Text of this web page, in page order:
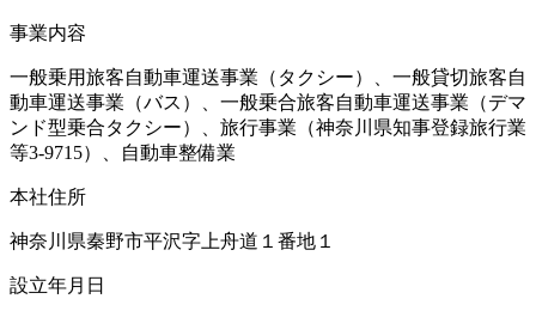
事業内容
一般乗用旅客自動車運送事業（タクシー）、一般貸切旅客自
動車運送事業（バス）、一般乗合旅客自動車運送事業（デマ
ンド型乗合タクシー）、旅行事業（神奈川県知事登録旅行業
等3-9715）、自動車整備業
本社住所
神奈川県秦野市平沢字上舟道１番地１
設立年月日